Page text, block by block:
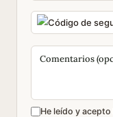
He leído y acepto